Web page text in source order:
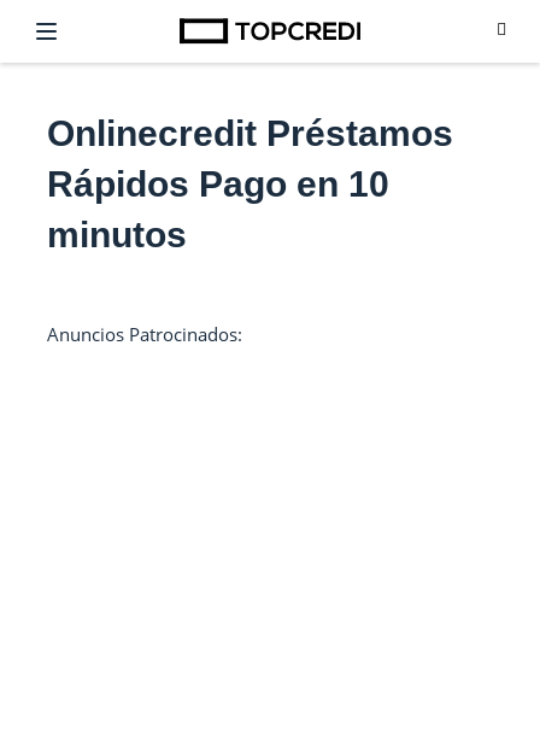
Onlinecredit Préstamos
Rápidos Pago en 10
minutos
Anuncios Patrocinados: